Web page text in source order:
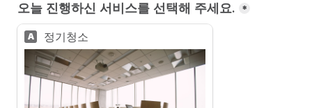
오늘 진행하신 서비스를 선택해 주세요. *
A 정기청소